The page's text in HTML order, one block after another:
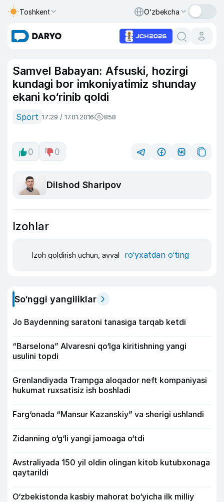
Toshkent O‘zbekcha
Samvel Babayan: Afsuski, hozirgi
kundagi bor imkoniyatimiz shunday
ekani ko‘rinib qoldi
Sport 17:29 / 17.01.2016 858
0 0
Dilshod Sharipov
Izohlar
Izoh qoldirish uchun, avval ro‘yxatdan o‘ting
So‘nggi yangiliklar
Jo Baydenning saratoni tanasiga tarqab ketdi
“Barselona” Alvaresni qo‘lga kiritishning yangi
usulini topdi
Grenlandiyada Trampga aloqador neft kompaniyasi
hukumat ruxsatisiz ish boshladi
Farg‘onada “Mansur Kazanskiy” va sherigi ushlandi
Zidanning o‘g‘li yangi jamoaga o‘tdi
Avstraliyada 150 yil oldin olingan kitob kutubxonaga
qaytarildi
O‘zbekistonda kasbiy mahorat bo‘yicha ilk milliy